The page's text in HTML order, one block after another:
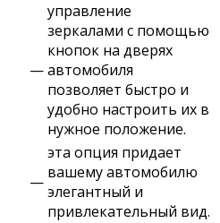
—
управление
зеркалами с помощью
кнопок на дверях
автомобиля
позволяет быстро и
удобно настроить их в
нужное положение.
—
эта опция придает
вашему автомобилю
элегантный и
привлекательный вид.